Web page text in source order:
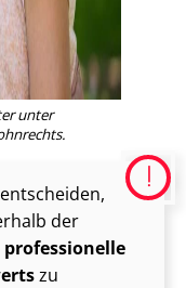
unter
der
professionelle
zu